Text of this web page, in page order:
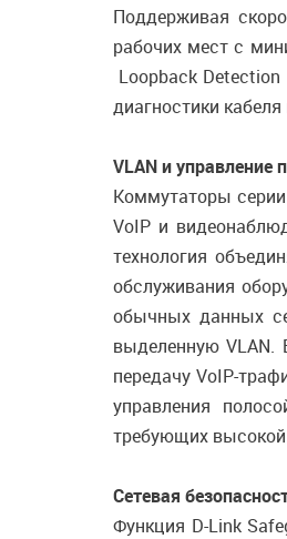
Поддерживая
рабочих мест с
Loopback Detection
диагностики
VLAN и управление
Коммутаторы
VoIP и
технология
обслуживания
обычных данных
выделенную VLAN.
передачу VoIP-
управления
требующих высокой
Сетевая
Функция D-Link